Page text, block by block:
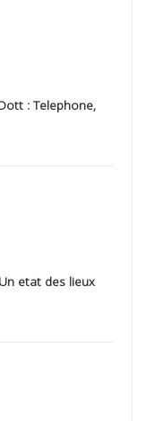
: Telephone,
etat des lieux